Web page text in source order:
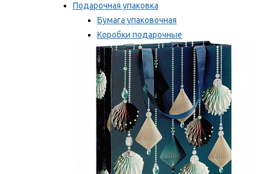
Подарочная упаковка
Бумага упаковочная
Коробки подарочные
Ленты, бобины
Мы рекомендуем